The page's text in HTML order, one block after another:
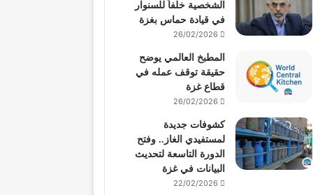
الشخصية خلفاً للسنوار
في قيادة حماس بغزة
26/02/2026
المطبخ العالمي يوضح
حقيقة توقف عمله في
قطاع غزة
26/02/2026
كشوفات جديدة
لمستفيدي الغاز.. وفتح
الدورة التاسعة لتحديث
البيانات في غزة
22/02/2026